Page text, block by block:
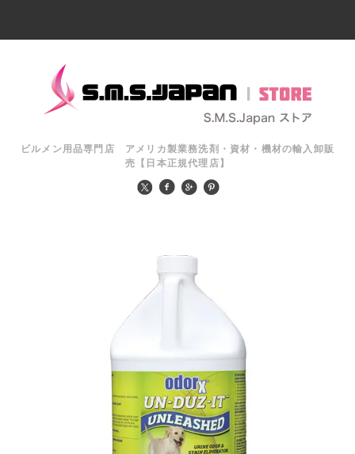
ビルメン用品専門店 アメリカ製業務洗剤・資材・機材の輸入卸販
売【日本正規代理店】